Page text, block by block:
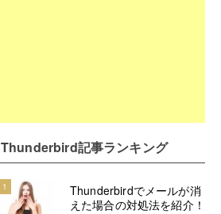
Thunderbird記事ランキング
1
Thunderbirdでメールが消
えた場合の対処法を紹介！